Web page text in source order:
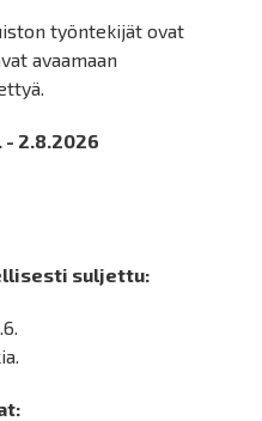
työntekijät ovat
avaamaan
- 2.8.2026
suljettu: